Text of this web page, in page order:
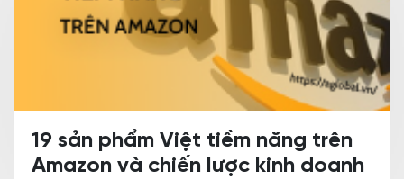
19 sản phẩm Việt tiềm năng trên
Amazon và chiến lược kinh doanh